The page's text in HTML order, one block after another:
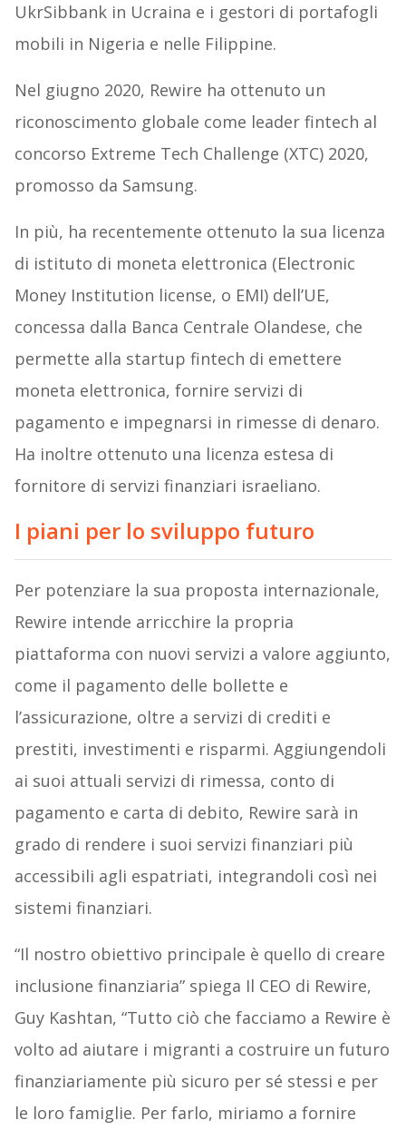
UkrSibbank in Ucraina e i gestori di portafogli
mobili in Nigeria e nelle Filippine.
Nel giugno 2020, Rewire ha ottenuto un
riconoscimento globale come leader fintech al
concorso Extreme Tech Challenge (XTC) 2020,
promosso da Samsung.
In più, ha recentemente ottenuto la sua licenza
di istituto di moneta elettronica (Electronic
Money Institution license, o EMI) dell’UE,
concessa dalla Banca Centrale Olandese, che
permette alla startup fintech di emettere
moneta elettronica, fornire servizi di
pagamento e impegnarsi in rimesse di denaro.
Ha inoltre ottenuto una licenza estesa di
fornitore di servizi finanziari israeliano.
I piani per lo sviluppo futuro
Per potenziare la sua proposta internazionale,
Rewire intende arricchire la propria
piattaforma con nuovi servizi a valore aggiunto,
come il pagamento delle bollette e
l’assicurazione, oltre a servizi di crediti e
prestiti, investimenti e risparmi. Aggiungendoli
ai suoi attuali servizi di rimessa, conto di
pagamento e carta di debito, Rewire sarà in
grado di rendere i suoi servizi finanziari più
accessibili agli espatriati, integrandoli così nei
sistemi finanziari.
“Il nostro obiettivo principale è quello di creare
inclusione finanziaria” spiega Il CEO di Rewire,
Guy Kashtan, “Tutto ciò che facciamo a Rewire è
volto ad aiutare i migranti a costruire un futuro
finanziariamente più sicuro per sé stessi e per
le loro famiglie. Per farlo, miriamo a fornire